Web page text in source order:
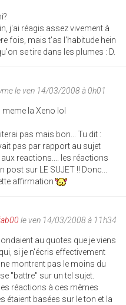
j'ai réagis assez vivement à
fois, mais t'as l'habitude hein
se tire dans les plumes : D.
le ven 14/03/2008 à 0h01
la Xeno lol
pas mais bon... Tu dit :
pas par rapport au sujet
reactions.... les réactions
post sur LE SUJET !! Donc...
affirmation
le ven 14/03/2008 à 11h34
au quotes que je viens
si je n'écris effectivement
montrent pas le moins du
"battre" sur un tel sujet.
réactions à ces mêmes
étaient basées sur le ton et la